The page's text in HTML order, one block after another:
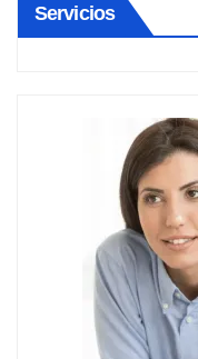
Servicios